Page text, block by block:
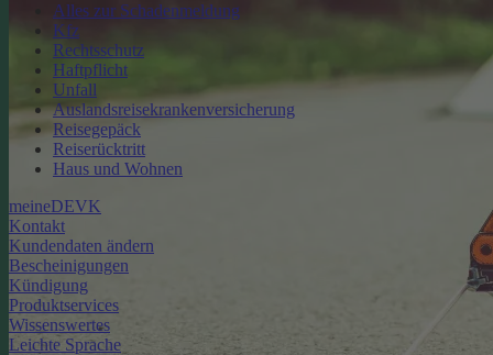
Alles zur Schadenmeldung
Kfz
Rechtsschutz
Haftpflicht
Unfall
Auslandsreisekrankenversicherung
Reisegepäck
Reiserücktritt
Haus und Wohnen
meineDEVK
Kontakt
Kundendaten ändern
Bescheinigungen
Kündigung
Produktservices
Wissenswertes
Leichte Sprache